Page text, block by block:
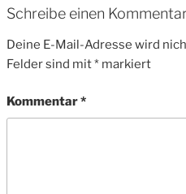
Schreibe einen
Deine E-Mail-Adresse wird
Felder sind mit* markiert
Kommentar*